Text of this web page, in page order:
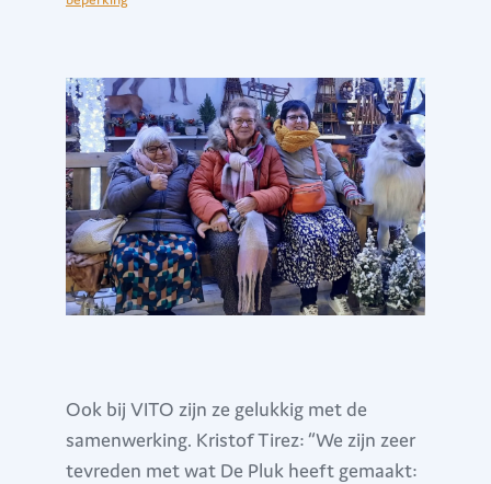
Ook bij VITO zijn ze gelukkig met de
samenwerking. Kristof Tirez: “We zijn zeer
tevreden met wat De Pluk heeft gemaakt: